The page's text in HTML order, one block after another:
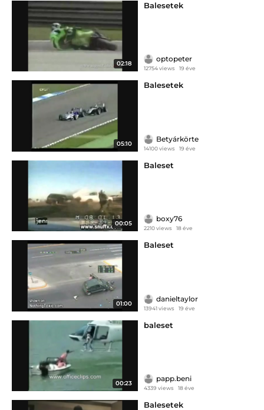
02:18
Balesetek
optopeter
12754 views 19 éve
05:10
Balesetek
Betyárkörte
14100 views 19 éve
00:05
Baleset
boxy76
2210 views 18 éve
01:00
Baleset
danieltaylor
13941 views 19 éve
00:23
baleset
papp.beni
4339 views 18 éve
Balesetek